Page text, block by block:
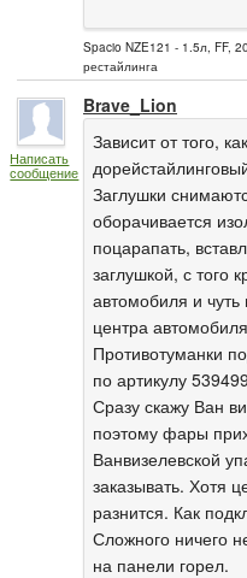
Spacio NZE121 - 1.5л, FF,
рестайлинга
Написать
сообщение
Brave_Lion
Зависит от того,
Заглушки
оборачивается
поцарапать,
заглушкой, с того
автомобиля и чуть
центра
Противотуманки
по артикулу
Сразу скажу Ван
поэтому фары
Ванвизелевской
заказывать. Хотя
разнится. Как
Сложного ничего
на панели горел.